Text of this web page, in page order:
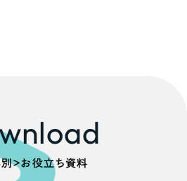
別＞お役立ち資料